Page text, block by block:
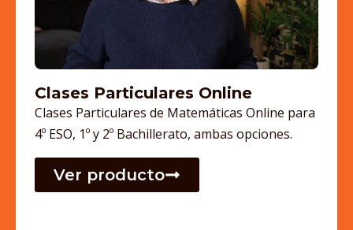
Clases Particulares Online
Clases Particulares de Matemáticas Online para
4º ESO, 1º y 2º Bachillerato, ambas opciones.
Ver producto